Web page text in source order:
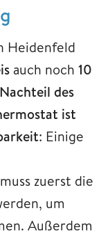
Heidenfeld
auch noch 10
des
ist
: Einige
zuerst die
um
Außerdem